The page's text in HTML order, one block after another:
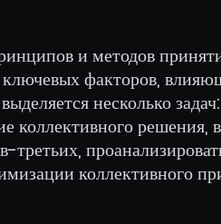
и методов
факторов,
несколько
коллективного решения,
третьих,
коллективного